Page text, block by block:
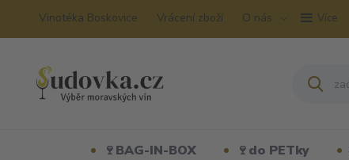
Vinotéka Boskovice Vrácení zboží O nás Více
🍷BAG-IN-BOX 🍷do PETky